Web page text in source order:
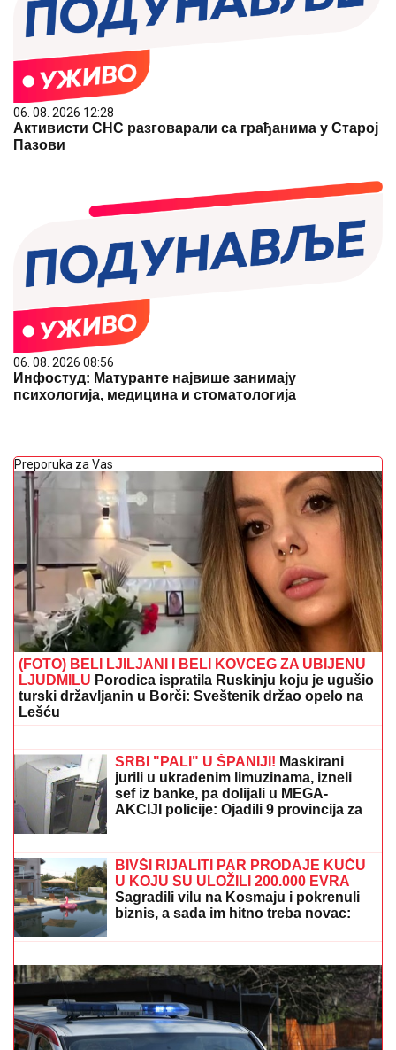
06. 08. 2026 12:28
Активисти СНС разговарали са грађанима у Старој
Пазови
06. 08. 2026 08:56
Инфостуд: Матуранте највише занимају
психологија, медицина и стоматологија
Preporuka za Vas
(FOTO) BELI LJILJANI I BELI KOVČEG ZA UBIJENU
LJUDMILU Porodica ispratila Ruskinju koju je ugušio
turski državljanin u Borči: Sveštenik držao opelo na
Lešću
OKRUŽEN POŽARIMA"Darko
Tanasijević očajan zbog loše situacije
u Deliblatskoj peščari: "SVI SU
EVAKUISANI", otkrio koje informacije
ima
sef iz banke, pa dolijali u MEGA-
AKCIJI policije: Ojadili 9 provincija za
desetine hiljada evra!